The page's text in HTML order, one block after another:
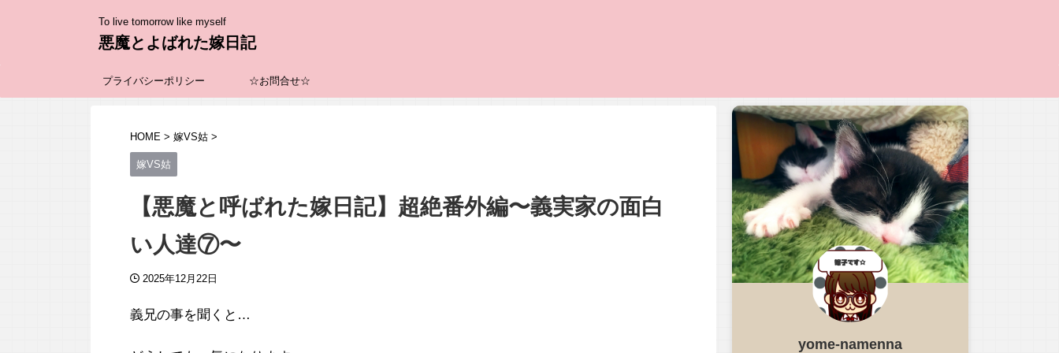
To live tomorrow like myself
悪魔とよばれた嫁日記
プライバシーポリシー ☆お問合せ☆
HOME > 嫁VS姑 >
嫁VS姑
【悪魔と呼ばれた嫁日記】超絶番外編〜義実家の面白
い人達⑦〜
2025年12月22日
義兄の事を聞くと…
yome-namenna